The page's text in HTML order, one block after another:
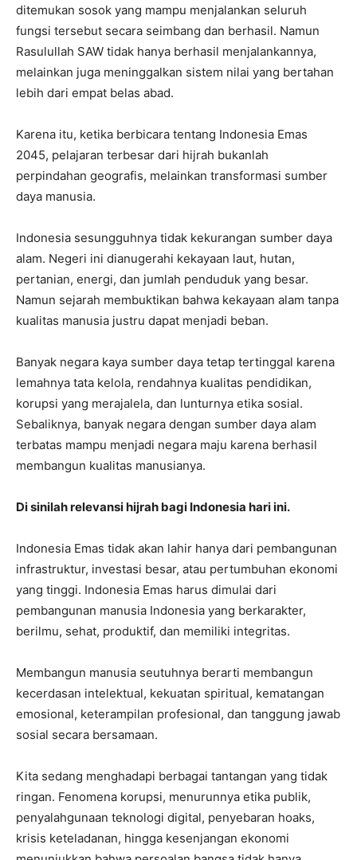
ditemukan sosok yang mampu menjalankan seluruh
fungsi tersebut secara seimbang dan berhasil. Namun
Rasulullah SAW tidak hanya berhasil menjalankannya,
melainkan juga meninggalkan sistem nilai yang bertahan
lebih dari empat belas abad.
Karena itu, ketika berbicara tentang Indonesia Emas
2045, pelajaran terbesar dari hijrah bukanlah
perpindahan geografis, melainkan transformasi sumber
daya manusia.
Indonesia sesungguhnya tidak kekurangan sumber daya
alam. Negeri ini dianugerahi kekayaan laut, hutan,
pertanian, energi, dan jumlah penduduk yang besar.
Namun sejarah membuktikan bahwa kekayaan alam tanpa
kualitas manusia justru dapat menjadi beban.
Banyak negara kaya sumber daya tetap tertinggal karena
lemahnya tata kelola, rendahnya kualitas pendidikan,
korupsi yang merajalela, dan lunturnya etika sosial.
Sebaliknya, banyak negara dengan sumber daya alam
terbatas mampu menjadi negara maju karena berhasil
membangun kualitas manusianya.
Di sinilah relevansi hijrah bagi Indonesia hari ini.
Indonesia Emas tidak akan lahir hanya dari pembangunan
infrastruktur, investasi besar, atau pertumbuhan ekonomi
yang tinggi. Indonesia Emas harus dimulai dari
pembangunan manusia Indonesia yang berkarakter,
berilmu, sehat, produktif, dan memiliki integritas.
Membangun manusia seutuhnya berarti membangun
kecerdasan intelektual, kekuatan spiritual, kematangan
emosional, keterampilan profesional, dan tanggung jawab
sosial secara bersamaan.
Kita sedang menghadapi berbagai tantangan yang tidak
ringan. Fenomena korupsi, menurunnya etika publik,
penyalahgunaan teknologi digital, penyebaran hoaks,
krisis keteladanan, hingga kesenjangan ekonomi